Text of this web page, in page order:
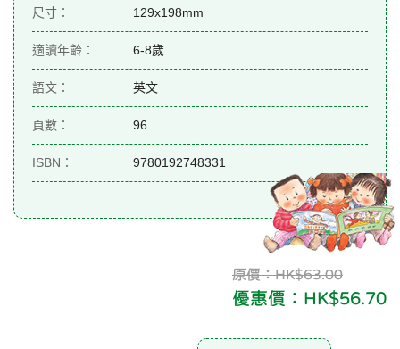
尺寸： 129x198mm
適讀年齡： 6-8歲
語文： 英文
頁數： 96
ISBN： 9780192748331
原價：HK$63.00
優惠價：HK$56.70